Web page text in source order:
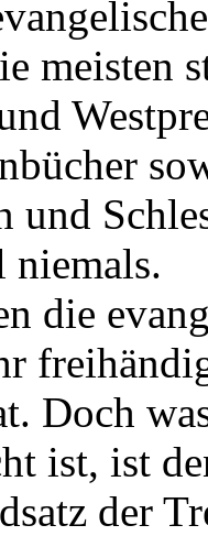
meisten
und
niemals.
die
Doch
ist, ist
der